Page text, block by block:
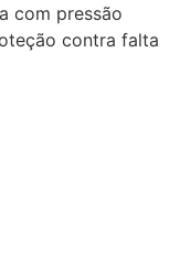
com pressão
contra falta